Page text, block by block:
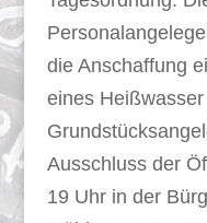
die Anschaffung
eines
Ausschluss der
19 Uhr in der